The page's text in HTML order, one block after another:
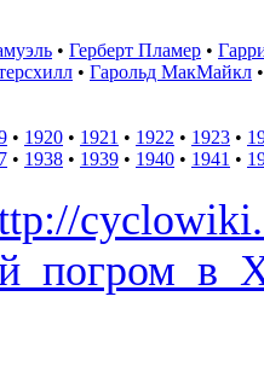
• Герберт Пламер •
• Гарольд МакМайкл
• 1920 • 1921 • 1922 • 1923 •
• 1938 • 1939 • 1940 • 1941 •